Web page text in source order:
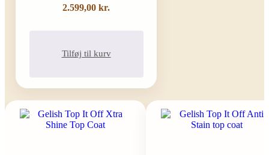
2.599,00 kr.
Tilføj til kurv